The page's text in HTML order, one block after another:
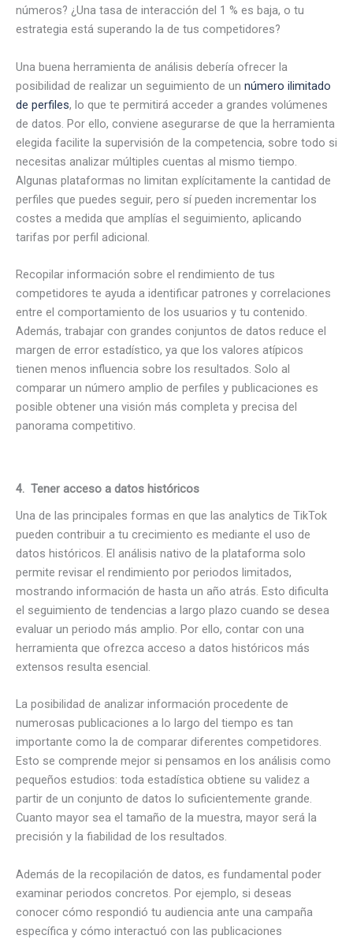
números? ¿Una tasa de interacción del 1 % es baja, o tu
estrategia está superando la de tus competidores?
Una buena herramienta de análisis debería ofrecer la
posibilidad de realizar un seguimiento de un número ilimitado
de perfiles, lo que te permitirá acceder a grandes volúmenes
de datos. Por ello, conviene asegurarse de que la herramienta
elegida facilite la supervisión de la competencia, sobre todo si
necesitas analizar múltiples cuentas al mismo tiempo.
Algunas plataformas no limitan explícitamente la cantidad de
perfiles que puedes seguir, pero sí pueden incrementar los
costes a medida que amplías el seguimiento, aplicando
tarifas por perfil adicional.
Recopilar información sobre el rendimiento de tus
competidores te ayuda a identificar patrones y correlaciones
entre el comportamiento de los usuarios y tu contenido.
Además, trabajar con grandes conjuntos de datos reduce el
margen de error estadístico, ya que los valores atípicos
tienen menos influencia sobre los resultados. Solo al
comparar un número amplio de perfiles y publicaciones es
posible obtener una visión más completa y precisa del
panorama competitivo.
4. Tener acceso a datos históricos
Una de las principales formas en que las analytics de TikTok
pueden contribuir a tu crecimiento es mediante el uso de
datos históricos. El análisis nativo de la plataforma solo
permite revisar el rendimiento por periodos limitados,
mostrando información de hasta un año atrás. Esto dificulta
el seguimiento de tendencias a largo plazo cuando se desea
evaluar un periodo más amplio. Por ello, contar con una
herramienta que ofrezca acceso a datos históricos más
extensos resulta esencial.
La posibilidad de analizar información procedente de
numerosas publicaciones a lo largo del tiempo es tan
importante como la de comparar diferentes competidores.
Esto se comprende mejor si pensamos en los análisis como
pequeños estudios: toda estadística obtiene su validez a
partir de un conjunto de datos lo suficientemente grande.
Cuanto mayor sea el tamaño de la muestra, mayor será la
precisión y la fiabilidad de los resultados.
Además de la recopilación de datos, es fundamental poder
examinar periodos concretos. Por ejemplo, si deseas
conocer cómo respondió tu audiencia ante una campaña
específica y cómo interactuó con las publicaciones